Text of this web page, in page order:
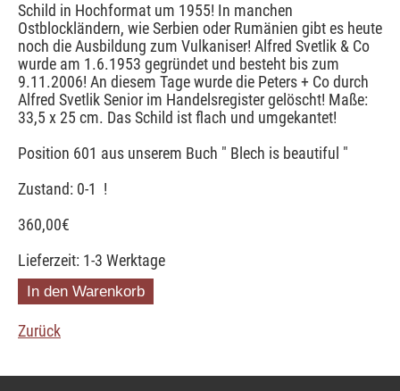
Schild in Hochformat um 1955! In manchen
Ostblockländern, wie Serbien oder Rumänien gibt es heute
noch die Ausbildung zum Vulkaniser! Alfred Svetlik & Co
wurde am 1.6.1953 gegründet und besteht bis zum
9.11.2006! An diesem Tage wurde die Peters + Co durch
Alfred Svetlik Senior im Handelsregister gelöscht! Maße:
33,5 x 25 cm. Das Schild ist flach und umgekantet!
Position 601 aus unserem Buch " Blech is beautiful "
Zustand: 0-1 !
360,00€
Lieferzeit: 1-3 Werktage
Zurück